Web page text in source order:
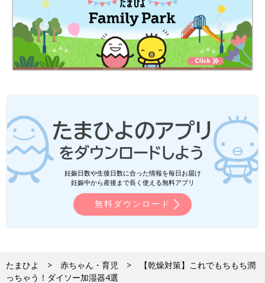
妊娠日数や生後日数に合った情報を毎日お届け
妊娠中から産後まで長く使える無料アプリ
無料ダウンロード
たまひよ 赤ちゃん・育児
【乾燥対策】これでもちもち潤
っちゃう！ダイソー加湿器4選